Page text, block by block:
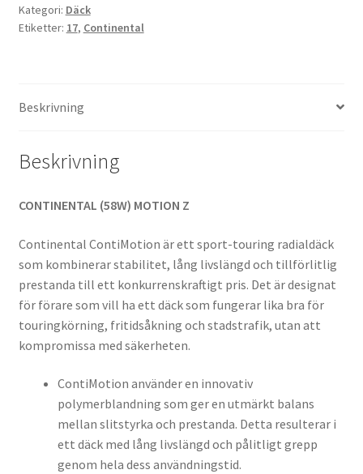
17
(58W)
Kategori: Däck
Etiketter: 17, Continental
Beskrivning
Beskrivning
CONTINENTAL (58W) MOTION Z
Continental ContiMotion är ett sport-touring radialdäck
som kombinerar stabilitet, lång livslängd och tillförlitlig
prestanda till ett konkurrenskraftigt pris. Det är designat
för förare som vill ha ett däck som fungerar lika bra för
touringkörning, fritidsåkning och stadstrafik, utan att
kompromissa med säkerheten.
ContiMotion använder en innovativ
polymerblandning som ger en utmärkt balans
mellan slitstyrka och prestanda. Detta resulterar i
ett däck med lång livslängd och pålitligt grepp
genom hela dess användningstid.